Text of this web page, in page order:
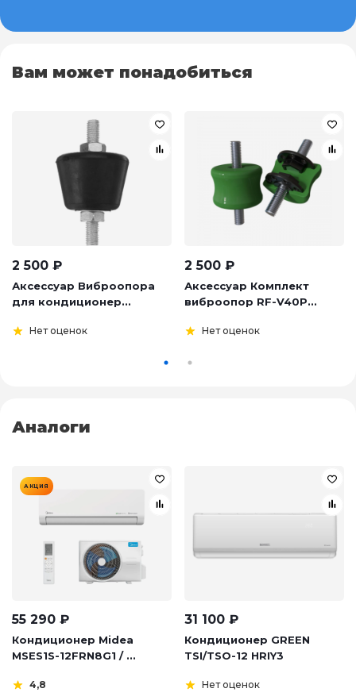
Вам может понадобиться
2 500 ₽
Аксессуар Виброопора
для кондиционер...
Нет оценок
2 500 ₽
Аксессуар Комплект
виброопор RF-V40P...
Нет оценок
Аналоги
АКЦИЯ
55 290 ₽
Кондиционер Midea
MSES1S-12FRN8G1 / ...
4,8
31 100 ₽
Кондиционер GREEN
TSI/TSO-12 HRIY3
Нет оценок